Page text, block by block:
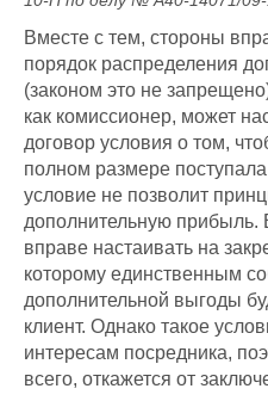
Вместе с тем, стороны
порядок распределения
(законом это не
как комиссионер, может
договор условия о том,
полном размере
условие не позволит
дополнительную
вправе настаивать на
которому единственным
дополнительной выгоды
клиент. Однако такое
интересам посредника,
всего, откажется от